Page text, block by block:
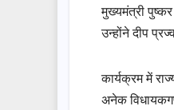
मुख्यमंत्री
उन्होंने दीप
कार्यक्रम में
अनेक